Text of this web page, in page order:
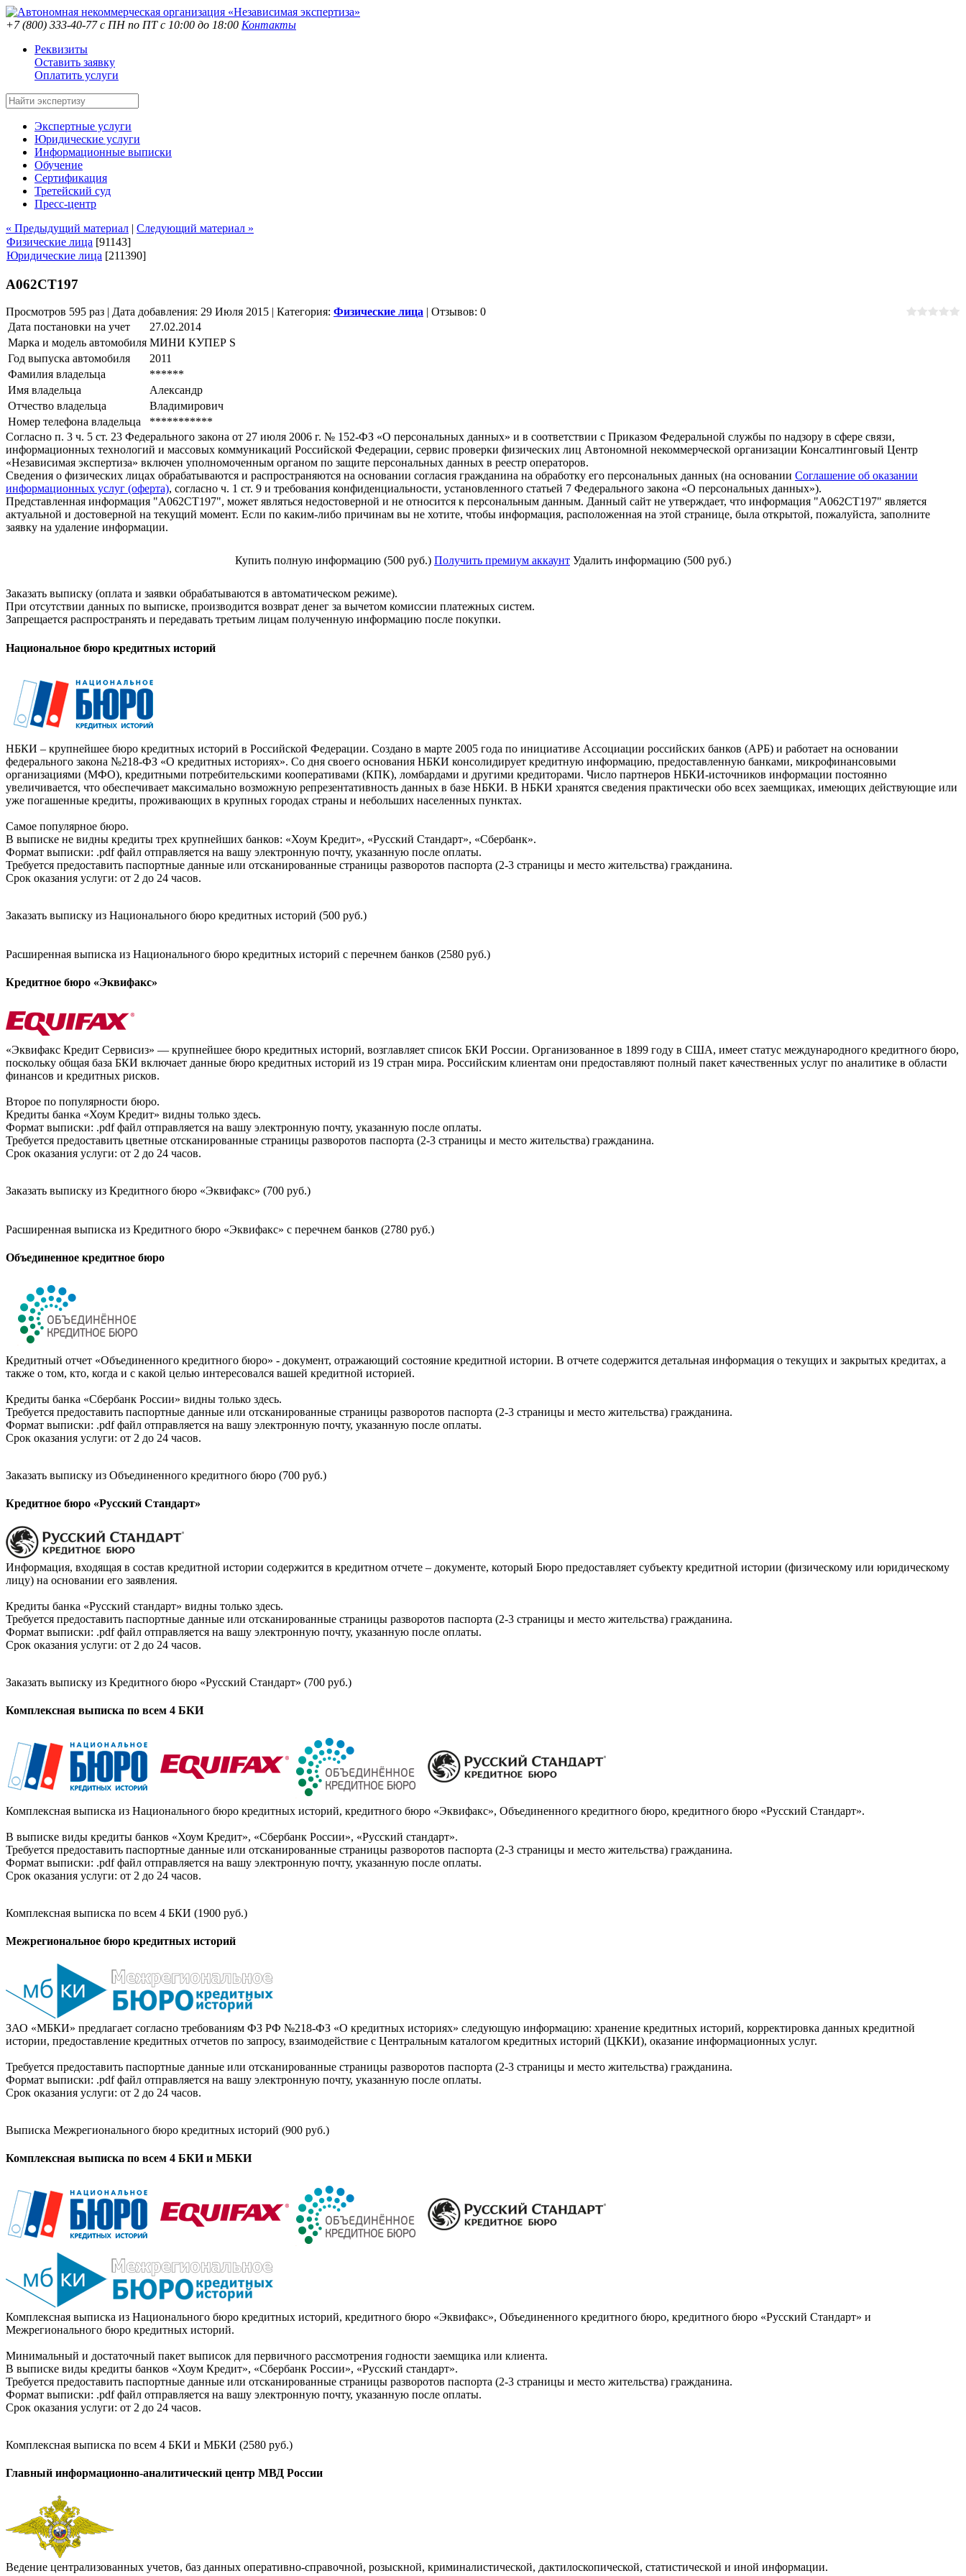
+7 (800) 333-40-77с ПН по ПТ с 10:00 до 18:00 Контакты
Реквизиты
Оставить заявку
Оплатить услуги
Экспертные услуги
Юридические услуги
Информационные выписки
Обучение
Сертификация
Третейский суд
Пресс-центр
« Предыдущий материал | Следующий материал »
Физические лица [91143]
Юридические лица [211390]
А062СТ197
Просмотров 595 раз | Дата добавления: 29 Июля 2015 | Категория: Физические лица | Отзывов: 0
Дата постановки на учет
27.02.2014
Марка и модель автомобиля МИНИ КУПЕР S
Год выпуска автомобиля
2011
Фамилия владельца
******
Имя владельца
Александр
Отчество владельца
Владимирович
Номер телефона владельца
***********
Согласно п. 3 ч. 5 ст. 23 Федерального закона от 27 июля 2006 г. № 152-ФЗ «О персональных данных» и в соответствии с Приказом Федеральной службы по надзору в сфере связи,
информационных технологий и массовых коммуникаций Российской Федерации, сервис проверки физических лиц Автономной некоммерческой организации Консалтинговый Центр
«Независимая экспертиза» включен уполномоченным органом по защите персональных данных в реестр операторов.
Сведения о физических лицах обрабатываются и распространяются на основании согласия гражданина на обработку его персональных данных (на основании Соглашение об оказании
информационных услуг (оферта), согласно ч. 1 ст. 9 и требования конфиденциальности, установленного статьей 7 Федерального закона «О персональных данных»).
Представленная информация "А062СТ197", может являться недостоверной и не относится к персональным данным. Данный сайт не утверждает, что информация "А062СТ197" является
актуальной и достоверной на текущий момент. Если по каким-либо причинам вы не хотите, чтобы информация, расположенная на этой странице, была открытой, пожалуйста, заполните
заявку на удаление информации.
Купить полную информацию (500 руб.) Получить премиум аккаунт Удалить информацию (500 руб.)
Заказать выписку (оплата и заявки обрабатываются в автоматическом режиме).
При отсутствии данных по выписке, производится возврат денег за вычетом комиссии платежных систем.
Запрещается распространять и передавать третьим лицам полученную информацию после покупки.
Национальное бюро кредитных историй
НБКИ – крупнейшее бюро кредитных историй в Российской Федерации. Создано в марте 2005 года по инициативе Ассоциации российских банков (АРБ) и работает на основании
федерального закона №218-ФЗ «О кредитных историях». Со дня своего основания НБКИ консолидирует кредитную информацию, предоставленную банками, микрофинансовыми
организациями (МФО), кредитными потребительскими кооперативами (КПК), ломбардами и другими кредиторами. Число партнеров НБКИ-источников информации постоянно
увеличивается, что обеспечивает максимально возможную репрезентативность данных в базе НБКИ. В НБКИ хранятся сведения практически обо всех заемщиках, имеющих действующие или
уже погашенные кредиты, проживающих в крупных городах страны и небольших населенных пунктах.
Самое популярное бюро.
В выписке не видны кредиты трех крупнейших банков: «Хоум Кредит», «Русский Стандарт», «Сбербанк».
Формат выписки: .pdf файл отправляется на вашу электронную почту, указанную после оплаты.
Требуется предоставить паспортные данные или отсканированные страницы разворотов паспорта (2-3 страницы и место жительства) гражданина.
Срок оказания услуги: от 2 до 24 часов.
Заказать выписку из Национального бюро кредитных историй (500 руб.)
Расширенная выписка из Национального бюро кредитных историй с перечнем банков (2580 руб.)
Кредитное бюро «Эквифакс»
«Эквифакс Кредит Сервисиз» — крупнейшее бюро кредитных историй, возглавляет список БКИ России. Организованное в 1899 году в США, имеет статус международного кредитного бюро,
поскольку общая база БКИ включает данные бюро кредитных историй из 19 стран мира. Российским клиентам они предоставляют полный пакет качественных услуг по аналитике в области
финансов и кредитных рисков.
Второе по популярности бюро.
Кредиты банка «Хоум Кредит» видны только здесь.
Формат выписки: .pdf файл отправляется на вашу электронную почту, указанную после оплаты.
Требуется предоставить цветные отсканированные страницы разворотов паспорта (2-3 страницы и место жительства) гражданина.
Срок оказания услуги: от 2 до 24 часов.
Заказать выписку из Кредитного бюро «Эквифакс» (700 руб.)
Расширенная выписка из Кредитного бюро «Эквифакс» с перечнем банков (2780 руб.)
Объединенное кредитное бюро
Кредитный отчет «Объединенного кредитного бюро» - документ, отражающий состояние кредитной истории. В отчете содержится детальная информация о текущих и закрытых кредитах, а
также о том, кто, когда и с какой целью интересовался вашей кредитной историей.
Кредиты банка «Сбербанк России» видны только здесь.
Требуется предоставить паспортные данные или отсканированные страницы разворотов паспорта (2-3 страницы и место жительства) гражданина.
Формат выписки: .pdf файл отправляется на вашу электронную почту, указанную после оплаты.
Срок оказания услуги: от 2 до 24 часов.
Заказать выписку из Объединенного кредитного бюро (700 руб.)
Кредитное бюро «Русский Стандарт»
Информация, входящая в состав кредитной истории содержится в кредитном отчете – документе, который Бюро предоставляет субъекту кредитной истории (физическому или юридическому
лицу) на основании его заявления.
Кредиты банка «Русский стандарт» видны только здесь.
Требуется предоставить паспортные данные или отсканированные страницы разворотов паспорта (2-3 страницы и место жительства) гражданина.
Формат выписки: .pdf файл отправляется на вашу электронную почту, указанную после оплаты.
Срок оказания услуги: от 2 до 24 часов.
Заказать выписку из Кредитного бюро «Русский Стандарт» (700 руб.)
Комплексная выписка по всем 4 БКИ
Комплексная выписка из Национального бюро кредитных историй, кредитного бюро «Эквифакс», Объединенного кредитного бюро, кредитного бюро «Русский Стандарт».
В выписке виды кредиты банков «Хоум Кредит», «Сбербанк России», «Русский стандарт».
Требуется предоставить паспортные данные или отсканированные страницы разворотов паспорта (2-3 страницы и место жительства) гражданина.
Формат выписки: .pdf файл отправляется на вашу электронную почту, указанную после оплаты.
Срок оказания услуги: от 2 до 24 часов.
Комплексная выписка по всем 4 БКИ (1900 руб.)
Межрегиональное бюро кредитных историй
ЗАО «МБКИ» предлагает согласно требованиям ФЗ РФ №218-ФЗ «О кредитных историях» следующую информацию: хранение кредитных историй, корректировка данных кредитной
истории, предоставление кредитных отчетов по запросу, взаимодействие с Центральным каталогом кредитных историй (ЦККИ), оказание информационных услуг.
Требуется предоставить паспортные данные или отсканированные страницы разворотов паспорта (2-3 страницы и место жительства) гражданина.
Формат выписки: .pdf файл отправляется на вашу электронную почту, указанную после оплаты.
Срок оказания услуги: от 2 до 24 часов.
Выписка Межрегионального бюро кредитных историй (900 руб.)
Комплексная выписка по всем 4 БКИ и МБКИ
Комплексная выписка из Национального бюро кредитных историй, кредитного бюро «Эквифакс», Объединенного кредитного бюро, кредитного бюро «Русский Стандарт» и
Межрегионального бюро кредитных историй.
Минимальный и достаточный пакет выписок для первичного рассмотрения годности заемщика или клиента.
В выписке виды кредиты банков «Хоум Кредит», «Сбербанк России», «Русский стандарт».
Требуется предоставить паспортные данные или отсканированные страницы разворотов паспорта (2-3 страницы и место жительства) гражданина.
Формат выписки: .pdf файл отправляется на вашу электронную почту, указанную после оплаты.
Срок оказания услуги: от 2 до 24 часов.
Комплексная выписка по всем 4 БКИ и МБКИ (2580 руб.)
Главный информационно-аналитический центр МВД России
Ведение централизованных учетов, баз данных оперативно-справочной, розыскной, криминалистической, дактилоскопической, статистической и иной информации.